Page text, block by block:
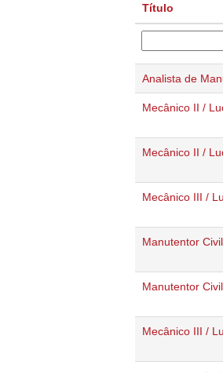
Título
Analista de
Mecânico II /
Mecânico II /
Mecânico III /
Manutentor
Manutentor
Mecânico III /